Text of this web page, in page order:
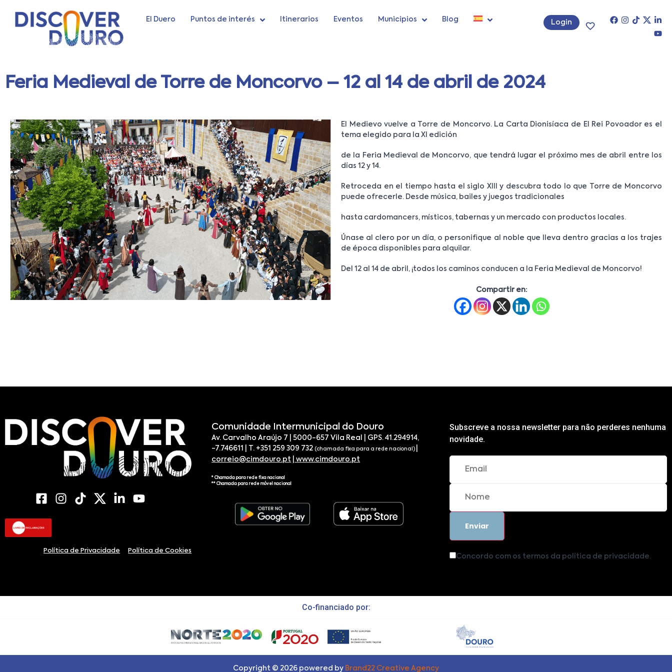
El Duero Puntos de interés Itinerarios Eventos Municipios Blog Login
Feria Medieval de Torre de Moncorvo – 12 al 14 de abril de 2024
El Medievo vuelve a Torre de Moncorvo. La Carta Dionisíaca de El Rei Povoador es el
tema elegido para la XI edición
de la Feria Medieval de Moncorvo, que tendrá lugar el próximo mes de abril entre los
días 12 y 14.
Retroceda en el tiempo hasta el siglo XIII y descubra todo lo que Torre de Moncorvo
puede ofrecerle. Desde música, bailes y juegos tradicionales
hasta cardomancers, místicos, tabernas y un mercado con productos locales.
Únase al clero por un día, o personifique al noble que lleva dentro gracias a los trajes
de época disponibles para alquilar.
Del 12 al 14 de abril, ¡todos los caminos conducen a la Feria Medieval de Moncorvo!
Compartir en:
Política de Privacidade Política de Cookies
Comunidade Intermunicipal do Douro
Av. Carvalho Araújo 7 | 5000-657 Vila Real | GPS. 41.294914,
-7.746611 | T. +351 259 309 732(chamada fixa para a rede nacional)
correio@cimdouro.pt
www.cimdouro.pt
* Chamada para rede fixa nacional
** Chamada para rede móvel nacional
Subscreve a nossa newsletter para não perderes nenhuma
novidade.
Concordo com os termos da política de privacidade.
Co-financiado por:
Copyright © 2026 powered by Brand22 Creative Agency